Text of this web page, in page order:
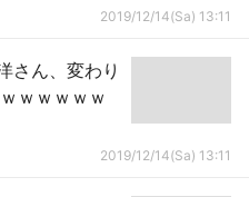
2019/12/14(Sa) 13:11
さん、変わり
ｗｗｗｗｗ
2019/12/14(Sa) 13:11